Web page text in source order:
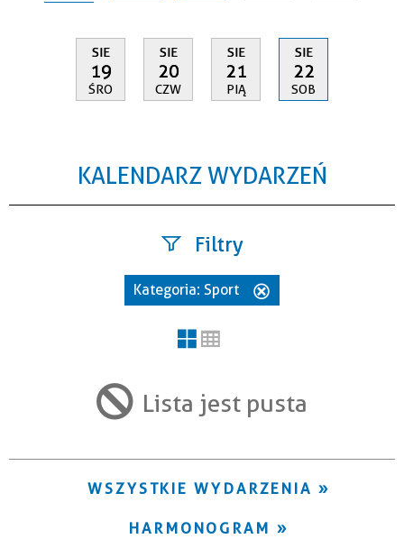
SIE
19
ŚRO
SIE
20
CZW
SIE
21
PIĄ
SIE
22
SOB
KALENDARZ WYDARZEŃ
Filtry
Kategoria: Sport
Lista jest pusta
WSZYSTKIE WYDARZENIA
HARMONOGRAM